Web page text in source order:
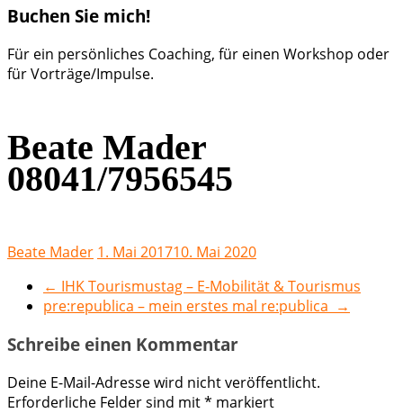
Buchen Sie mich!
Für ein persönliches Coaching, für einen Workshop oder
für Vorträge/Impulse.
Beate Mader
08041/7956545
Beate Mader 1. Mai 201710. Mai 2020
← IHK Tourismustag – E-Mobilität & Tourismus
pre:republica – mein erstes mal re:publica →
Schreibe einen Kommentar
Deine E-Mail-Adresse wird nicht veröffentlicht.
Erforderliche Felder sind mit* markiert